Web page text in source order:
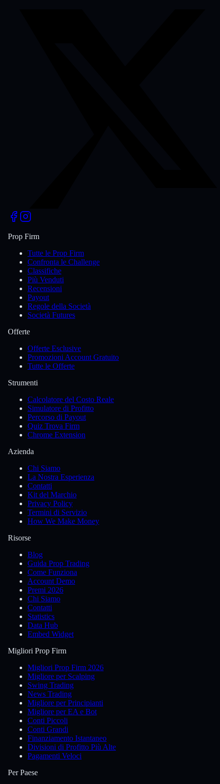
Prop Firm
Tutte le Prop Firm
Confronta le Challenge
Classifiche
Più Venduti
Recensioni
Payout
Regole della Società
Società Futures
Offerte
Offerte Esclusive
Promozioni Account Gratuito
Tutte le Offerte
Strumenti
Calcolatore del Costo Reale
Simulatore di Profitto
Percorso di Payout
Quiz Trova Firm
Chrome Extension
Azienda
Chi Siamo
La Nostra Esperienza
Contatti
Kit del Marchio
Privacy Policy
Termini di Servizio
How We Make Money
Risorse
Blog
Guida Prop Trading
Come Funziona
Account Demo
Premi 2026
Chi Siamo
Contatti
Statistics
Data Hub
Embed Widget
Migliori Prop Firm
Migliori Prop Firm 2026
Migliore per Scalping
Swing Trading
News Trading
Migliore per Principianti
Migliore per EA e Bot
Conti Piccoli
Conti Grandi
Finanziamento Istantaneo
Divisioni di Profitto Più Alte
Pagamenti Veloci
Per Paese